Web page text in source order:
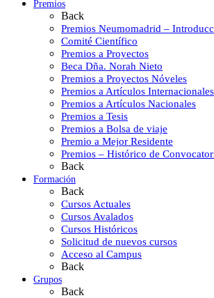
Premios
Back
Premios Neumomadrid –
Comité Científico
Premios a Proyectos
Beca Dña. Norah Nieto
Premios a Proyectos Nóveles
Premios a Artículos Internacionales
Premios a Artículos Nacionales
Premios a Tesis
Premios a Bolsa de viaje
Premio a Mejor Residente
Premios – Histórico de
Back
Formación
Back
Cursos Actuales
Cursos Avalados
Cursos Históricos
Solicitud de nuevos cursos
Acceso al Campus
Back
Grupos
Back